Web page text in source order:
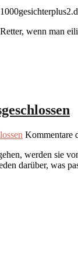
wenn man
Kommentare
werden sie
darüber, was